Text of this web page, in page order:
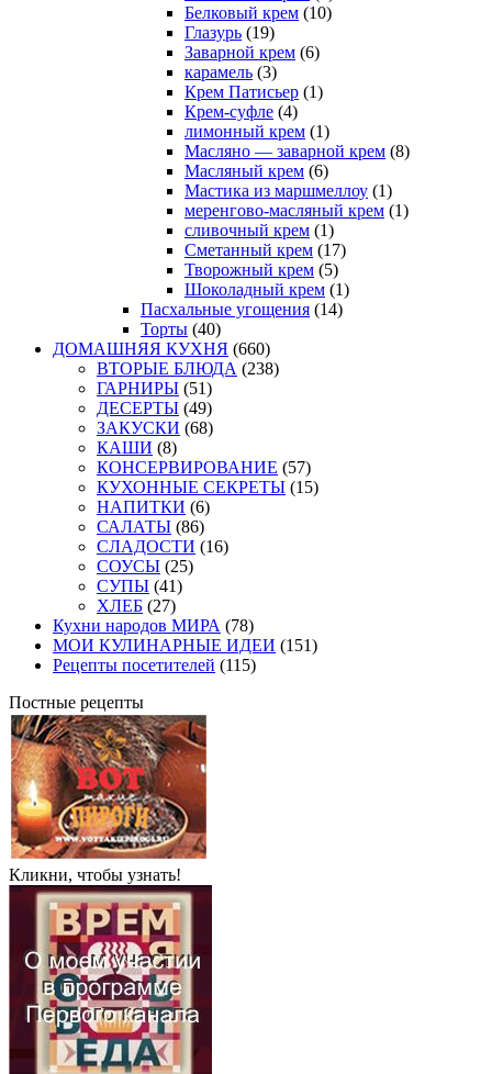
Белковый крем (10)
Глазурь (19)
Заварной крем (6)
карамель (3)
Крем Патисьер (1)
Крем-суфле (4)
лимонный крем (1)
Масляно — заварной крем (8)
Масляный крем (6)
Мастика из маршмеллоу (1)
меренгово-масляный крем (1)
сливочный крем (1)
Сметанный крем (17)
Творожный крем (5)
Шоколадный крем (1)
Пасхальные угощения (14)
Торты (40)
ДОМАШНЯЯ КУХНЯ (660)
ВТОРЫЕ БЛЮДА (238)
ГАРНИРЫ (51)
ДЕСЕРТЫ (49)
ЗАКУСКИ (68)
КАШИ (8)
КОНСЕРВИРОВАНИЕ (57)
КУХОННЫЕ СЕКРЕТЫ (15)
НАПИТКИ (6)
САЛАТЫ (86)
СЛАДОСТИ (16)
СОУСЫ (25)
СУПЫ (41)
ХЛЕБ (27)
Кухни народов МИРА (78)
МОИ КУЛИНАРНЫЕ ИДЕИ (151)
Рецепты посетителей (115)
Постные рецепты
Кликни, чтобы узнать!